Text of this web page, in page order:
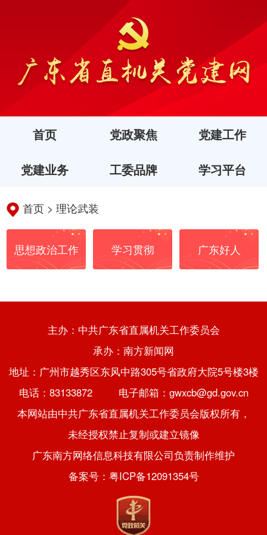
首页 党政聚焦 党建工作
党建业务 工委品牌 学习平台
首页 >理论武装
思想政治工作 学习贯彻 广东好人
主办：中共广东省直属机关工作委员会
承办：南方新闻网
地址：广州市越秀区东风中路305号省政府大院5号楼3楼
电话：83133872 电子邮箱：gwxcb@gd.gov.cn
本网站由中共广东省直属机关工作委员会版权所有，
未经授权禁止复制或建立镜像
广东南方网络信息科技有限公司负责制作维护
备案号：粤ICP备12091354号